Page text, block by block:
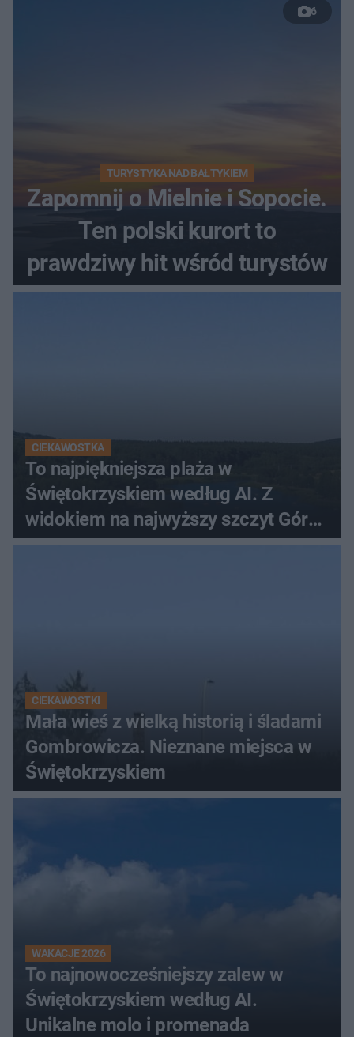
6
TURYSTYKA NAD BAŁTYKIEM
Zapomnij o Mielnie i Sopocie.
Ten polski kurort to
prawdziwy hit wśród turystów
CIEKAWOSTKA
To najpiękniejsza plaża w
Świętokrzyskiem według AI. Z
widokiem na najwyższy szczyt Gór
Świętokrzyskich
CIEKAWOSTKI
Mała wieś z wielką historią i śladami
Gombrowicza. Nieznane miejsca w
Świętokrzyskiem
WAKACJE 2026
To najnowocześniejszy zalew w
Świętokrzyskiem według AI.
Unikalne molo i promenada